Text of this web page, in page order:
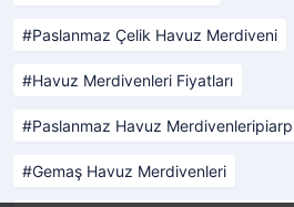
Paslanmaz Çelik Havuz Merdiveni
Havuz Merdivenleri Fiyatları
Paslanmaz Havuz
Gemaş Havuz Merdivenleri